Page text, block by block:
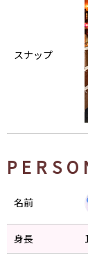
スナップ
名前
身長